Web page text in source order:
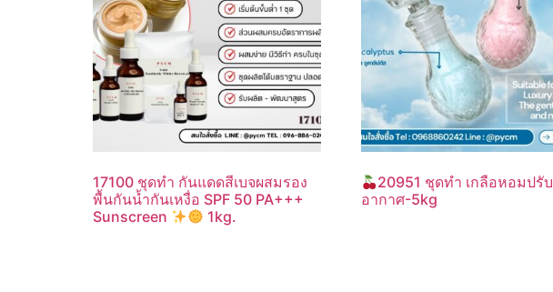
17100 ชุดทำ กันแดดสีเบจผสมรอง
พื้นกันน้ำกันเหงื่อ SPF 50 PA+++
Sunscreen
1kg.
20951 ชุดทำ เกลือหอมปรับ
อากาศ-5kg